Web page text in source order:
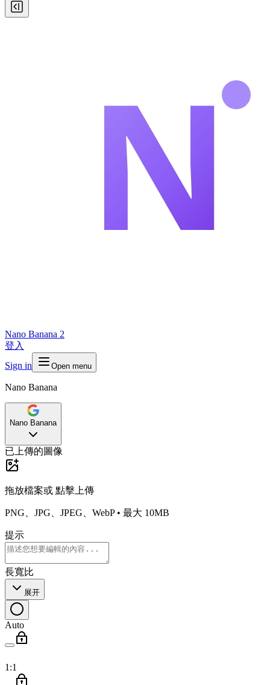
Nano Banana 2
登入
Sign in
Open menu
Nano Banana
Nano Banana
已上傳的圖像
拖放檔案或 點擊上傳
PNG、JPG、JPEG、WebP • 最大 10MB
提示
長寬比
展开
Auto
1:1